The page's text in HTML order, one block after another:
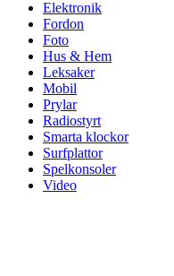
Elektronik
Fordon
Foto
Hus & Hem
Leksaker
Mobil
Prylar
Radiostyrt
Smarta klockor
Surfplattor
Spelkonsoler
Video